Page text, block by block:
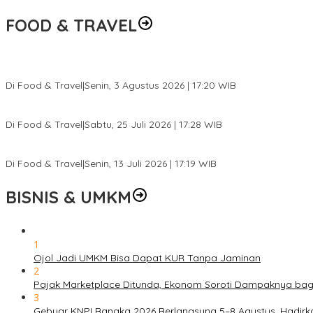
FOOD & TRAVEL
Di Food & Travel|Senin, 3 Agustus 2026 | 17:20 WIB
Di Food & Travel|Sabtu, 25 Juli 2026 | 17:28 WIB
Di Food & Travel|Senin, 13 Juli 2026 | 17:19 WIB
BISNIS & UMKM
1
Ojol Jadi UMKM Bisa Dapat KUR Tanpa Jaminan
2
Pajak Marketplace Ditunda, Ekonom Soroti Dampaknya
3